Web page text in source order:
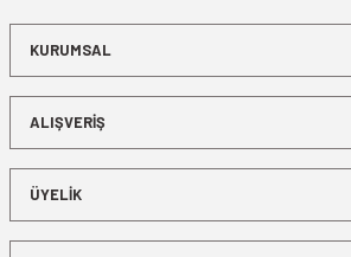
KURUMSAL
ALIŞVERİŞ
ÜYELİK